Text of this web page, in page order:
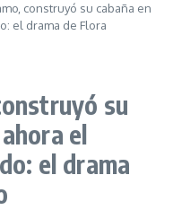
construyó su cabaña en
el drama de Flora
su
el
el drama